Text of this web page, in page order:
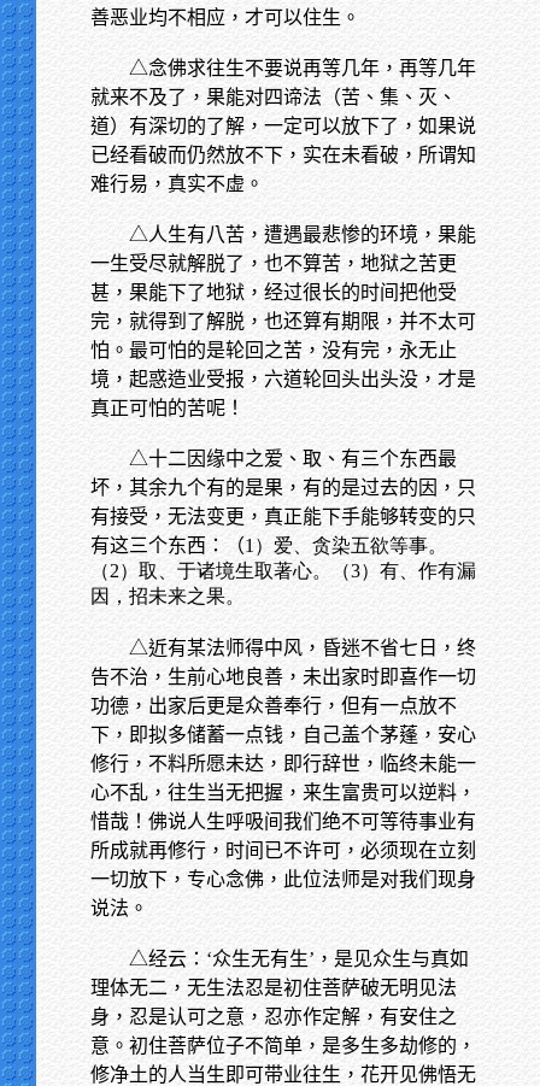
善恶业均不相应，才可以住生。
△念佛求往生不要说再等几年，再等几年
就来不及了，果能对四谛法（苦、集、灭、
道）有深切的了解，一定可以放下了，如果说
已经看破而仍然放不下，实在未看破，所谓知
难行易，真实不虚。
△人生有八苦，遭遇最悲惨的环境，果能
一生受尽就解脱了，也不算苦，地狱之苦更
甚，果能下了地狱，经过很长的时间把他受
完，就得到了解脱，也还算有期限，并不太可
怕。最可怕的是轮回之苦，没有完，永无止
境，起惑造业受报，六道轮回头出头没，才是
真正可怕的苦呢！
△十二因缘中之爱、取、有三个东西最
坏，其余九个有的是果，有的是过去的因，只
有接受，无法变更，真正能下手能够转变的只
有这三个东西：（1）爱、贪染五欲等事。
（2）取、于诸境生取著心。（3）有、作有漏
因，招未来之果。
△近有某法师得中风，昏迷不省七日，终
告不治，生前心地良善，未出家时即喜作一切
功德，出家后更是众善奉行，但有一点放不
下，即拟多储蓄一点钱，自己盖个茅蓬，安心
修行，不料所愿未达，即行辞世，临终未能一
心不乱，往生当无把握，来生富贵可以逆料，
惜哉！佛说人生呼吸间我们绝不可等待事业有
所成就再修行，时间已不许可，必须现在立刻
一切放下，专心念佛，此位法师是对我们现身
说法。
△经云：‘众生无有生’，是见众生与真如
理体无二，无生法忍是初住菩萨破无明见法
身，忍是认可之意，忍亦作定解，有安住之
意。初住菩萨位子不简单，是多生多劫修的，
修净土的人当生即可带业往生，花开见佛悟无